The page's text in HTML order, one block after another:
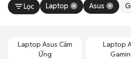
Lọc Laptop Asus
Laptop Asus Cảm
Ứng
Laptop